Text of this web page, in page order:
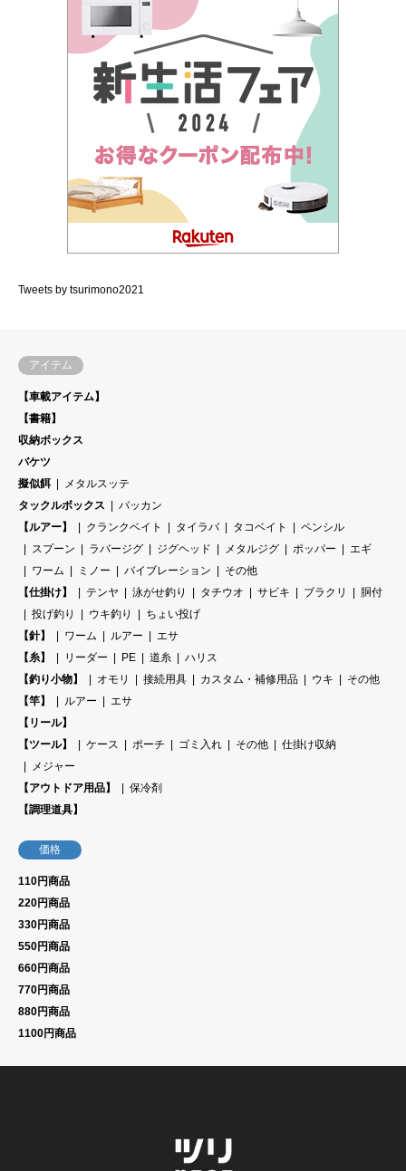
Tweets by tsurimono2021
アイテム
【車載アイテム】
【書籍】
収納ボックス
バケツ
擬似餌
メタルスッテ
タックルボックス
バッカン
【ルアー】
クランクベイト タイラバ タコベイト
ペンシル
スプーン
ラバージグ ジグヘッド メタルジグ ポッパー
エギ
ワーム
ミノー バイブレーション
その他
【仕掛け】
テンヤ 泳がせ釣り タチウオ サビキ ブラクリ
胴付
投げ釣り
ウキ釣り
ちょい投げ
【針】
ワーム ルアー
エサ
【糸】
リーダー PE 道糸
ハリス
【釣り小物】
オモリ 接続用具 カスタム・補修用品 ウキ
その他
【竿】
ルアー
エサ
【リール】
【ツール】
ケース ポーチ ゴミ入れ その他
仕掛け収納
メジャー
【アウトドア用品】
保冷剤
【調理道具】
価格
110円商品
220円商品
330円商品
550円商品
660円商品
770円商品
880円商品
1100円商品